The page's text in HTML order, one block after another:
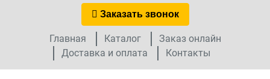
Заказать звонок
Главная Каталог
Заказ онлайн
Доставка и оплата
Контакты